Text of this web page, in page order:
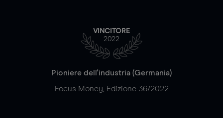
VINCITORE
2022
Pioniere dell'industria (Germania)
Focus Money, Edizione 36/2022